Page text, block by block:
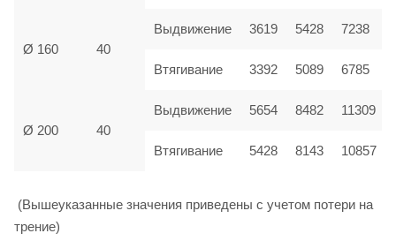
Ø 160 40
Выдвижение 3619 5428 7238
Втягивание 3392 5089 6785
Ø 200 40
Выдвижение 5654 8482 11309
Втягивание 5428 8143 10857
(Вышеуказанные значения приведены с учетом потери на
трение)